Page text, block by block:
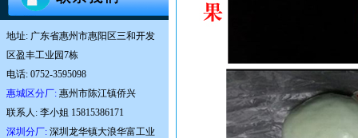
地址: 广东省惠州市惠阳区三和开发
区盈丰工业园7栋
电话: 0752-3595098
惠城区分厂: 惠州市陈江镇侨兴
联系人: 李小姐 15815386171
深圳分厂: 深圳龙华镇大浪华富工业